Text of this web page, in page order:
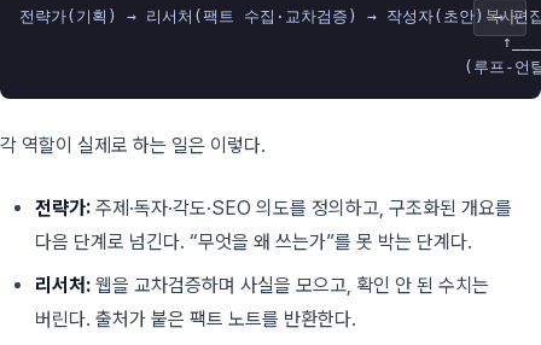
전략가(기획) → 리서처(팩트 수집·교차검증) → 작성자(초안) → 편
복사
각 역할이 실제로 하는 일은 이렇다.
전략가:주제·독자·각도·SEO 의도를 정의하고, 구조화된 개요를
다음 단계로 넘긴다. “무엇을 왜 쓰는가”를 못 박는 단계다.
리서처:웹을 교차검증하며 사실을 모으고, 확인 안 된 수치는
버린다. 출처가 붙은 팩트 노트를 반환한다.